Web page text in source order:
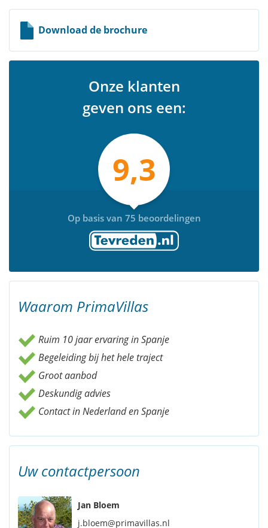
Download de brochure
Onze klanten
geven ons een:
9,3
Op basis van 75 beoordelingen
Waarom PrimaVillas
Ruim 10 jaar ervaring in Spanje
Begeleiding bij het hele traject
Groot aanbod
Deskundig advies
Contact in Nederland en Spanje
Uw contactpersoon
Jan Bloem
j.bloem@primavillas.nl